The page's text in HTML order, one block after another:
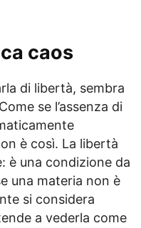
caos
di libertà, sembra
se l’assenza di
è così. La libertà
è una condizione da
una materia non è
si considera
a vederla come